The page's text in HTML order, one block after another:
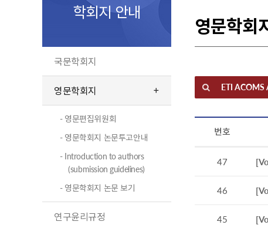
학회지 안내
국문학회지
영문학회지
- 영문편집위원회
- 영문학회지 논문투고안내
- Introduction to authors
(submission guidelines)
- 영문학회지 논문 보기
연구윤리규정
영문학회
ETI ACOMS
번호
47
46
45